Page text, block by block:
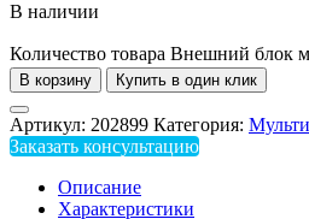
В наличии
Количество товара Внешний блок
В корзину Купить в один клик
Артикул: 202899 Категория:
Заказать консультацию
Описание
Характеристики